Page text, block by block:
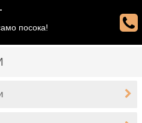
посока!